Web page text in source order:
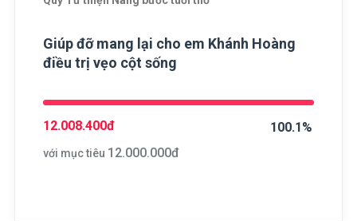
Giúp đỡ mang lại cho em Khánh Hoàng
điều trị vẹo cột sống
100.1%
12.008.400đ
với mục tiêu 12.000.000đ